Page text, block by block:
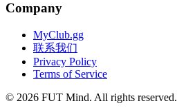
Company
MyClub.gg
联系我们
Privacy Policy
Terms of Service
© 2026 FUT Mind. All rights reserved.